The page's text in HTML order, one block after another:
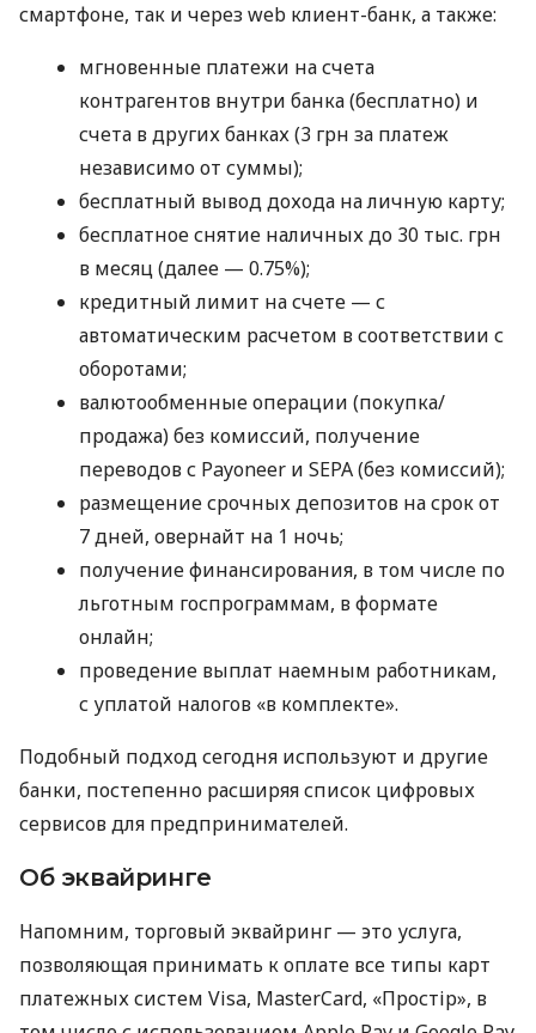
смартфоне, так и через web клиент-банк, а также:
мгновенные платежи на счета
контрагентов внутри банка (бесплатно) и
счета в других банках (3 грн за платеж
независимо от суммы);
бесплатный вывод дохода на личную карту;
бесплатное снятие наличных до 30 тыс. грн
в месяц (далее — 0.75%);
кредитный лимит на счете — с
автоматическим расчетом в соответствии с
оборотами;
валютообменные операции (покупка/
продажа) без комиссий, получение
переводов с Payoneer и SEPA (без комиссий);
размещение срочных депозитов на срок от
7 дней, овернайт на 1 ночь;
получение финансирования, в том числе по
льготным госпрограммам, в формате
онлайн;
проведение выплат наемным работникам,
с уплатой налогов «в комплекте».
Подобный подход сегодня используют и другие
банки, постепенно расширяя список цифровых
сервисов для предпринимателей.
Об эквайринге
Напомним, торговый эквайринг — это услуга,
позволяющая принимать к оплате все типы карт
платежных систем Visa, MasterCard, «Простір», в